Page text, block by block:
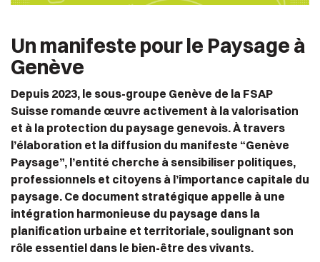
Un manifeste pour le Paysage à
Genève
Depuis 2023, le sous-groupe Genève de la FSAP
Suisse romande œuvre activement à la valorisation
et à la protection du paysage genevois. À travers
l’élaboration et la diffusion du manifeste “Genève
Paysage”, l’entité cherche à sensibiliser politiques,
professionnels et citoyens à l’importance capitale du
paysage. Ce document stratégique appelle à une
intégration harmonieuse du paysage dans la
planification urbaine et territoriale, soulignant son
rôle essentiel dans le bien-être des vivants.